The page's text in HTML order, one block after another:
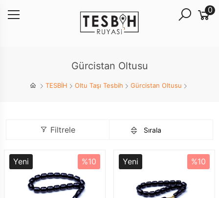
0
Gürcistan Oltusu
TESBİH Oltu Taşı Tesbih Gürcistan Oltusu
Filtrele
Yeni %10 Yeni %10